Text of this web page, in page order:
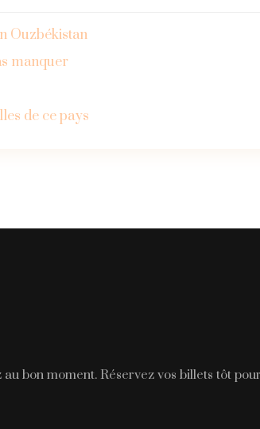
Ouzbékistan
manquer
de ce pays
bon moment. Réservez vos billets tôt